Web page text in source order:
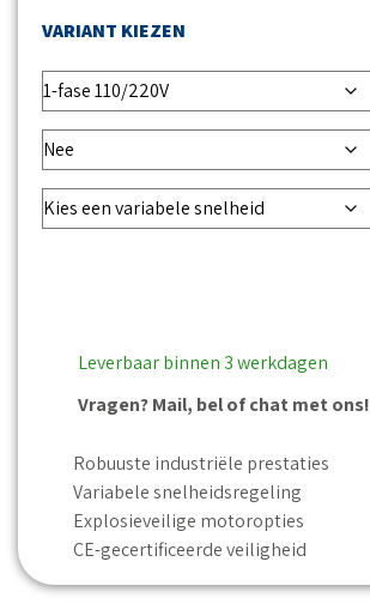
VARIANT KIEZEN
Leverbaar binnen 3 werkdagen
Vragen? Mail, bel of chat met ons!
Robuuste industriële prestaties
Variabele snelheidsregeling
Explosieveilige motoropties
CE-gecertificeerde veiligheid